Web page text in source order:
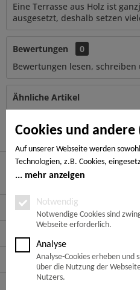
Cookies und
Auf unserer Webseite werden
Technologien, z.B. Cookies,
Ihrem Endgerät gespeichert und/
Notwendige Cookies, Analyse-,
notwendigen Cookies handelt es
sind, um den von Ihnen
Cookies werden nur auf Grund einer
gesetzt. Die Einwilligung ist freiwillig.
noch nicht vollendet haben,
Sorgeberechtigten. Sie können Ihre
mehr anzeigen
Notwendig
Notwendige Cookies sind
Webseite erforderlich.
Analyse
Analyse-Cookies erheben und
über die Nutzung der
Nutzers.
Eine Terrasse aus Holz ist
ausgesetzt, deshalb setzen
Bewertungen
0
Bewertungen lesen,
Ähnliche Artikel
Kunden haben sich ebenfalls
Hier finden Sie uns
Service Hotline
Informationen